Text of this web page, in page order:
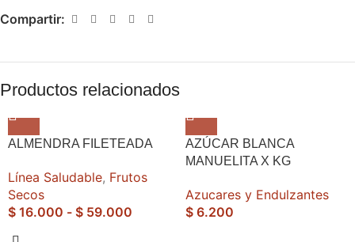
Compartir:
Productos relacionados
ALMENDRA FILETEADA
Línea Saludable, Frutos
Secos
$ 16.000 - $ 59.000
AZÚCAR BLANCA
MANUELITA X KG
Azucares y Endulzantes
$ 6.200